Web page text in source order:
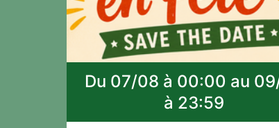
Du 07/08 à 00:00 au
à 23:59